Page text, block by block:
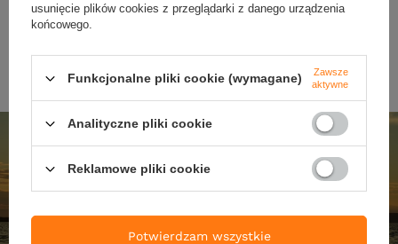
Ilość produktówDO KOSZYKA DO KOSZYKA
usunięcie plików cookies z przeglądarki z danego urządzenia
końcowego.
Funkcjonalne pliki cookie (wymagane)
Zawsze
aktywne
Analityczne pliki cookie
Reklamowe pliki cookie
Potwierdzam wszystkie